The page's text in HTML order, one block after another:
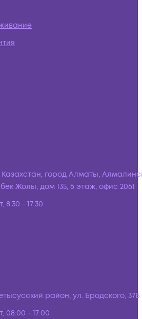
город Алматы,
Жолы, дом 135, 6 этаж, офис 2061
8:30 - 17:30
район, ул. Бродского, 37Б
08:00 - 17:00